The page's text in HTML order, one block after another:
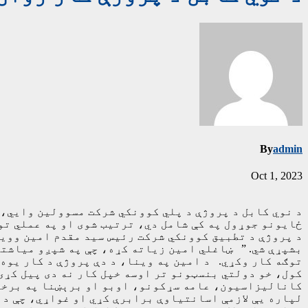
Byadmin
Oct 1, 2023
د نوي کابل د پروژې د پلي کوونکي شرکت مسوولین
ځایونو جوړول په کې شامل دي، ترتیب شوی او په عملي
د پروژې د تطبیق کوونکي شرکت رئیس سید مقدم امین
بشپړې شي. ” ښاغلي امین زیاته کړه، چې په شپږو
توګه کار وکړي. د امين په وينا، د دې پروژې د کار
کول، خو دولتي بنسټونو تر اوسه خپل کار نه دى پيل
کاناليزاسيون، عامه سړکونو، اوبو او برېښنا په
لپاره يې لازمې اسانتياوې برابرې کړي او غواړي،